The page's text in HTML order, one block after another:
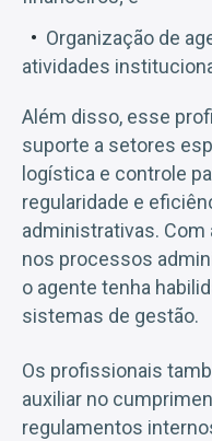
Organização de
atividades
Além disso, esse
suporte a setores
logística e controle
regularidade e
administrativas.
nos processos
o agente tenha
sistemas de gestão.
Os profissionais
auxiliar no
regulamentos